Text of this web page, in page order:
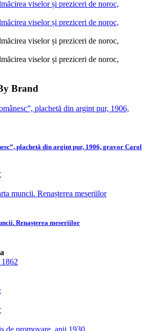
Brand
plachetă din argint pur, 1906, gravor Carol
Renașterea meseriilor